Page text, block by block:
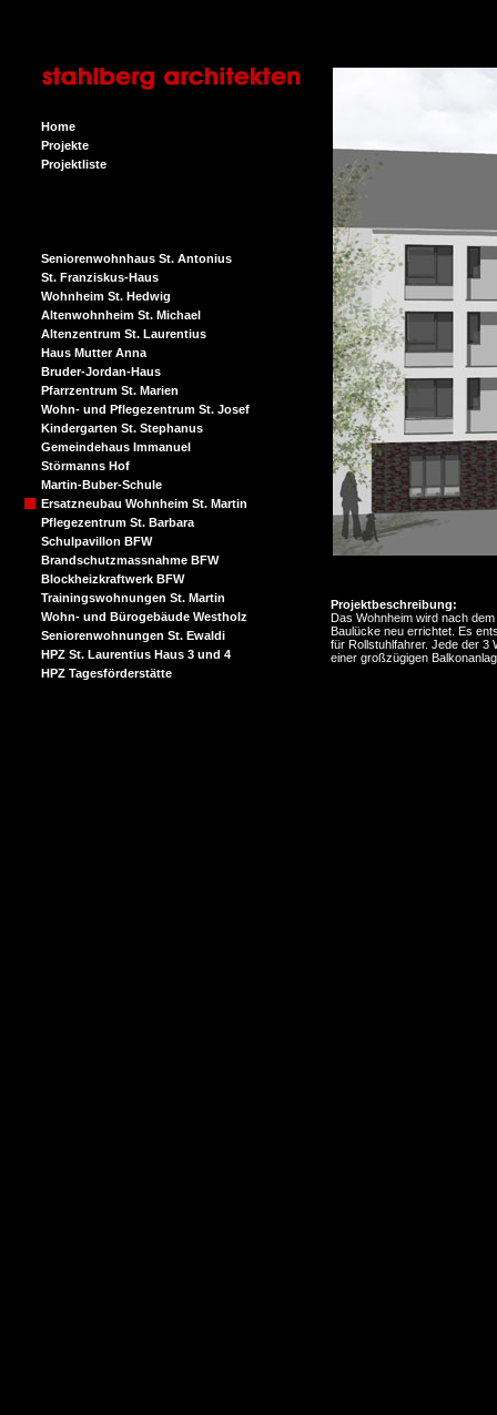
Home
Projekte
Projektliste
Seniorenwohnhaus St. Antonius
St. Franziskus-Haus
Wohnheim St. Hedwig
Altenwohnheim St. Michael
Altenzentrum St. Laurentius
Haus Mutter Anna
Bruder-Jordan-Haus
Pfarrzentrum St. Marien
Wohn- und Pflegezentrum St. Josef
Kindergarten St. Stephanus
Gemeindehaus Immanuel
Störmanns Hof
Martin-Buber-Schule
Ersatzneubau Wohnheim St. Martin
Pflegezentrum St. Barbara
Schulpavillon BFW
Brandschutzmassnahme BFW
Blockheizkraftwerk BFW
Trainingswohnungen St. Martin
Wohn- und Bürogebäude Westholz
Seniorenwohnungen St. Ewaldi
HPZ St. Laurentius Haus 3 und 4
HPZ Tagesförderstätte
Projektbeschreibung:
Das Wohnheim wird nach
Baulücke neu errichtet. Es
für Rollstuhlfahrer. Jede der 3
einer großzügigen